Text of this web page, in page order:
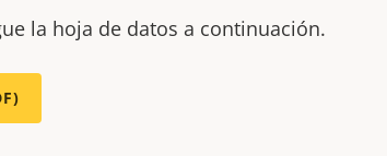
la hoja de datos a continuación.